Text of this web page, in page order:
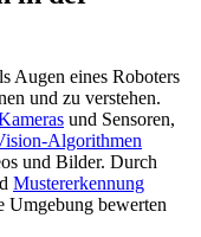
Augen eines Roboters
und zu verstehen.
und Sensoren,
Algorithmen
und Bilder. Durch
Mustererkennung
Umgebung bewerten